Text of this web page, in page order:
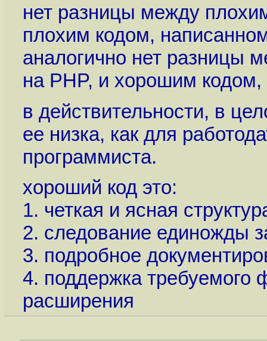
нет разницы между
плохим кодом,
аналогично нет разницы
на PHP, и хорошим
в действительности, в
ее низка, как для
программиста.
хороший код это:
1. четкая и ясная
2. следование единожды
3. подробное
4. поддержка требуемого
расширения